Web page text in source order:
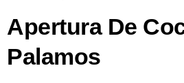
Apertura De
Palamos